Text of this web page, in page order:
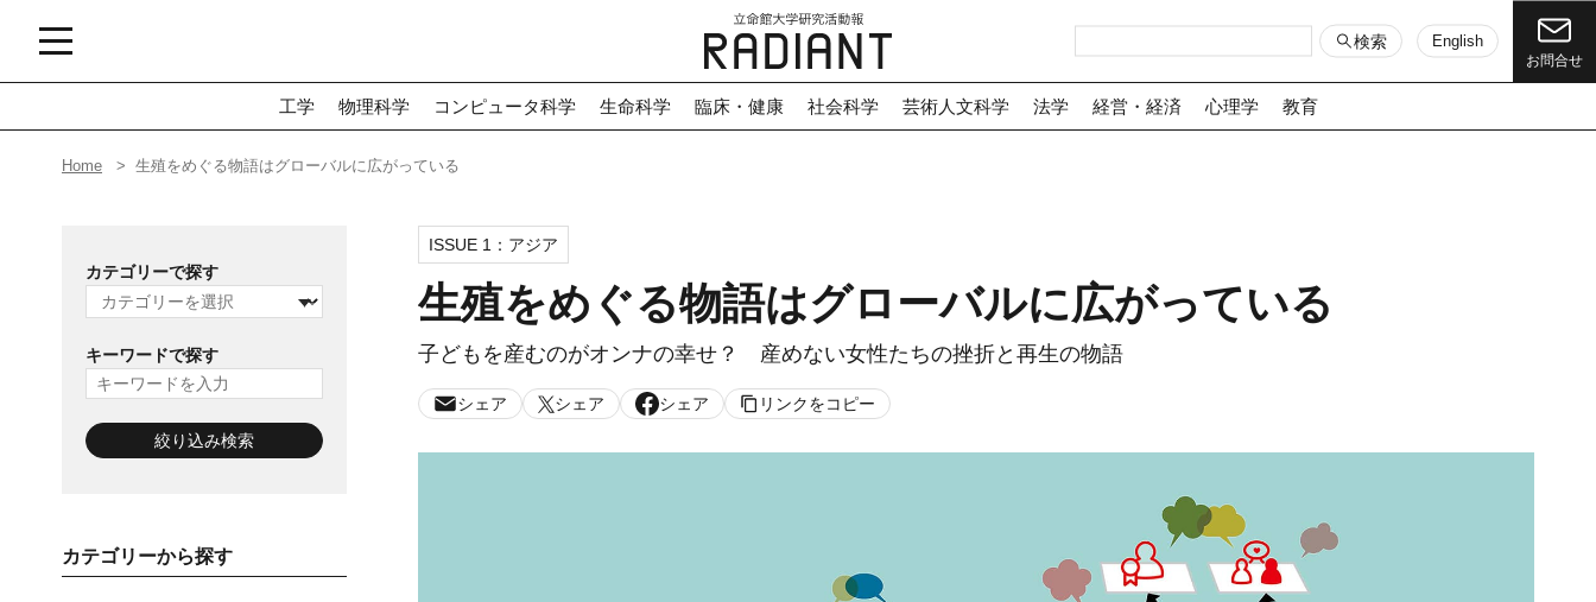
検索 English
お問合せ
工学 物理科学 コンピュータ科学 生命科学 臨床・健康 社会科学 芸術人文科学 法学 経営・経済 心理学 教育
Home 生殖をめぐる物語はグローバルに広がっている
カテゴリーで探す
キーワードで探す
絞り込み検索
カテゴリーから探す
ISSUE 1： アジア
生殖をめぐる物語はグローバルに広がっている
子どもを産むのがオンナの幸せ？ 産めない女性たちの挫折と再生の物語
シェア シェア シェア リンクをコピー